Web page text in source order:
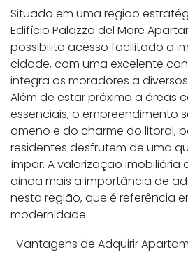
Situado em uma região
Edifício Palazzo del Mare
possibilita acesso facilitado a
cidade, com uma excelente
integra os moradores a
Além de estar próximo a áreas
essenciais, o empreendimento
ameno e do charme do litoral,
residentes desfrutem de uma
ímpar. A valorização imobiliária
ainda mais a importância de
nesta região, que é referência
modernidade.
Vantagens de Adquirir